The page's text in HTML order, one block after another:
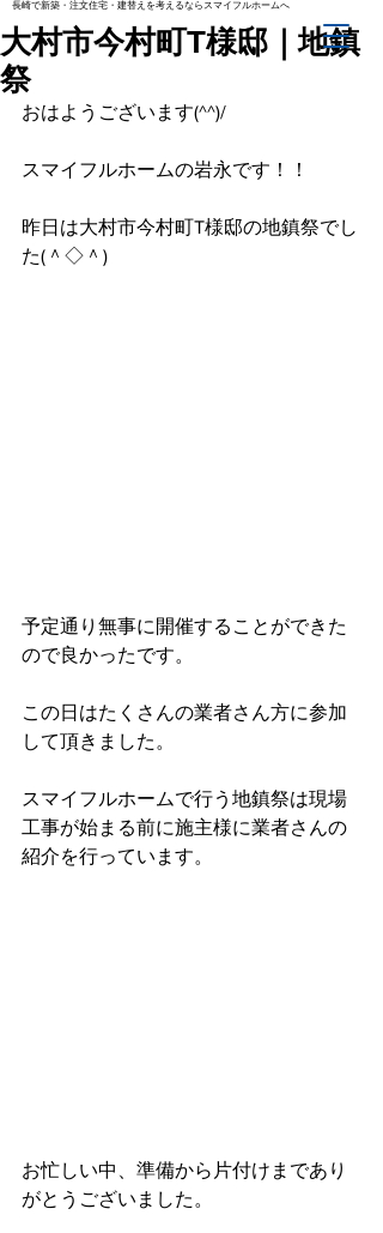
長崎で新築・注文住宅・建替えを考えるならスマイフルホームへ
大村市今村町T様邸｜地鎮
祭
おはようございます(^^)/
スマイフルホームの岩永です！！
昨日は大村市今村町T様邸の地鎮祭でし
た(＾◇＾)
予定通り無事に開催することができた
ので良かったです。
この日はたくさんの業者さん方に参加
して頂きました。
スマイフルホームで行う地鎮祭は現場
工事が始まる前に施主様に業者さんの
紹介を行っています。
お忙しい中、準備から片付けまであり
がとうございました。